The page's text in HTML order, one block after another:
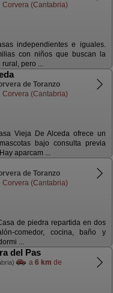
Corvera (Cantabria)
independientes e iguales.
con niños que buscan la
pero ...
de Toranzo
Corvera (Cantabria)
Vieja De Alceda ofrece un
bajo consulta previa
aparcam ...
de Toranzo
Corvera (Cantabria)
de piedra repartida en dos
comedor, cocina, baño y
...
del Pas
a 6 km de